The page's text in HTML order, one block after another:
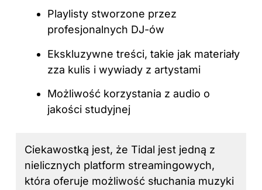
Playlisty stworzone przez
profesjonalnych DJ-ów
Ekskluzywne treści, takie jak materiały
zza kulis i wywiady z artystami
Możliwość korzystania z audio o
jakości studyjnej
Ciekawostką jest, że Tidal jest jedną z
nielicznych platform streamingowych,
która oferuje możliwość słuchania muzyki